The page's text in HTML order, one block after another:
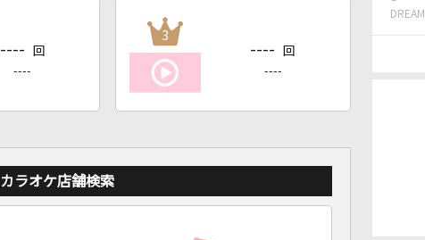
---- 回
----
3
---- 回
----
カラオケ店舗検索